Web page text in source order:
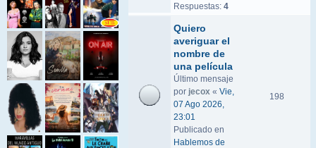
Respuestas: 4
Quiero
averiguar el
nombre de
una película
Último mensaje
por jecox « Vie,
07 Ago 2026,
23:01
Publicado en
Hablemos de
198